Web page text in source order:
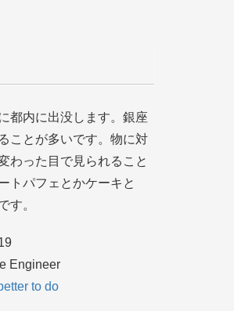
都内に出没します。銀座
ことが多いです。物に対
わった目で見られること
トパフェとかケーキと
す。
Engineer
to do